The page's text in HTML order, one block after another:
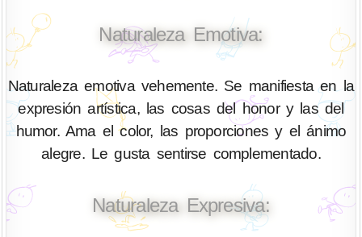
Naturaleza Emotiva:
Naturaleza emotiva vehemente. Se manifiesta en la
expresión artística, las cosas del honor y las del
humor. Ama el color, las proporciones y el ánimo
alegre. Le gusta sentirse complementado.
Naturaleza Expresiva: